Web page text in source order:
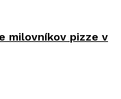
milovníkov pizze v